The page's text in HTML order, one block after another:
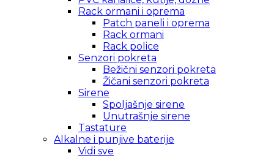
Rack ormani i oprema
Patch paneli i oprema
Rack ormani
Rack police
Senzori pokreta
Bežični senzori pokreta
Žičani senzori pokreta
Sirene
Spoljašnje sirene
Unutrašnje sirene
Tastature
Alkalne i punjive baterije
Vidi sve